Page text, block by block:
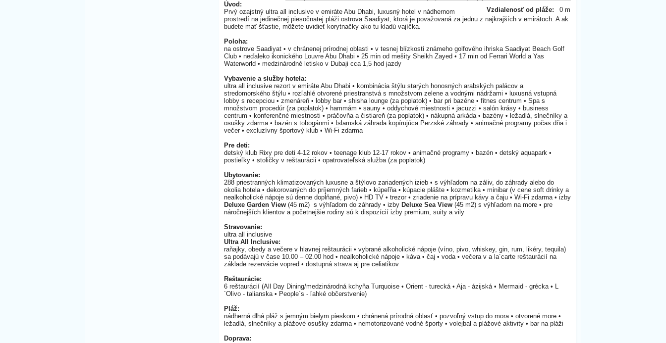
Vzdialenosť od pláže: 0 m
Úvod:
Prvý ozajstný ultra all inclusive v emiráte Abu Dhabi, luxusný hotel v nádhernom
prostredí na jedinečnej piesočnatej pláži ostrova Saadiyat, ktorá je považovaná za jednu z najkrajších v emirátoch. A ak
budete mať šťastie, môžete uvidieť korytnačky ako tu kladú vajíčka.
Poloha:
na ostrove Saadiyat • v chránenej prírodnej oblasti • v tesnej blízkosti známeho golfového ihriska Saadiyat Beach Golf
Club • neďaleko ikonického Louvre Abu Dhabi • 25 min od mešity Sheikh Zayed • 17 min od Ferrari World a Yas
Waterworld • medzinárodné letisko v Dubaji cca 1,5 hod jazdy
Vybavenie a služby hotela:
ultra all inclusive rezort v emiráte Abu Dhabi • kombinácia štýlu starých honosných arabských palácov a
stredomorského štýlu • rozľahlé otvorené priestranstvá s množstvom zelene a vodnými nádržami • luxusná vstupná
lobby s recepciou • zmenáreň • lobby bar • shisha lounge (za poplatok) • bar pri bazéne • fitnes centrum • Spa s
množstvom procedúr (za poplatok) • hammám • sauny • oddychové miestnosti • jacuzzi • salón krásy • business
centrum • konferenčné miestnosti • práčovňa a čistiareň (za poplatok) • nákupná arkáda • bazény • ležadlá, slnečníky a
osušky zdarma • bazén s tobogánmi • Islamská záhrada kopírujúca Perzské záhrady • animačné programy počas dňa i
večer • excluzívny športový klub • Wi-Fi zdarma
Pre deti:
detský klub Rixy pre deti 4-12 rokov • teenage klub 12-17 rokov • animačné programy • bazén • detský aquapark •
postieľky • stoličky v reštaurácii • opatrovateľská služba (za poplatok)
Ubytovanie:
288 priestranných klimatizovaných luxusne a štýlovo zariadených izieb • s výhľadom na záliv, do záhrady alebo do
okolia hotela • dekorovaných do príjemných farieb • kúpeľňa • kúpacie plášte • kozmetika • minibar (v cene soft drinky a
nealkoholické nápoje sú denne dopĺňané, pivo) • HD TV • trezor • zriadenie na prípravu kávy a čaju • Wi-Fi zdarma • izby
Deluxe Garden View (45 m2) s výhľadom do záhrady • izby Deluxe Sea View (45 m2) s výhľadom na more • pre
náročnejších klientov a početnejšie rodiny sú k dispozícií izby premium, suity a vily
Stravovanie:
ultra all inclusive
Ultra All Inclusive:
raňajky, obedy a večere v hlavnej reštaurácii • vybrané alkoholické nápoje (víno, pivo, whiskey, gin, rum, likéry, tequila)
sa podávajú v čase 10.00 – 02.00 hod • nealkoholické nápoje • káva • čaj • voda • večera v a la´carte reštaurácií na
základe rezervácie vopred • dostupná strava aj pre celiatikov
Reštaurácie:
6 reštaurácií (All Day Dining/medzinárodná kchyňa Turquoise • Orient - turecká • Aja - ázijská • Mermaid - grécka • L
´Olivo - talianska • People´s - ľahké občerstvenie)
Pláž:
nádherná dlhá pláž s jemným bielym pieskom • chránená prírodná oblasť • pozvoľný vstup do mora • otvorené more •
ležadlá, slnečníky a plážové osušky zdarma • nemotorizované vodné športy • volejbal a plážové aktivity • bar na pláži
Doprava: